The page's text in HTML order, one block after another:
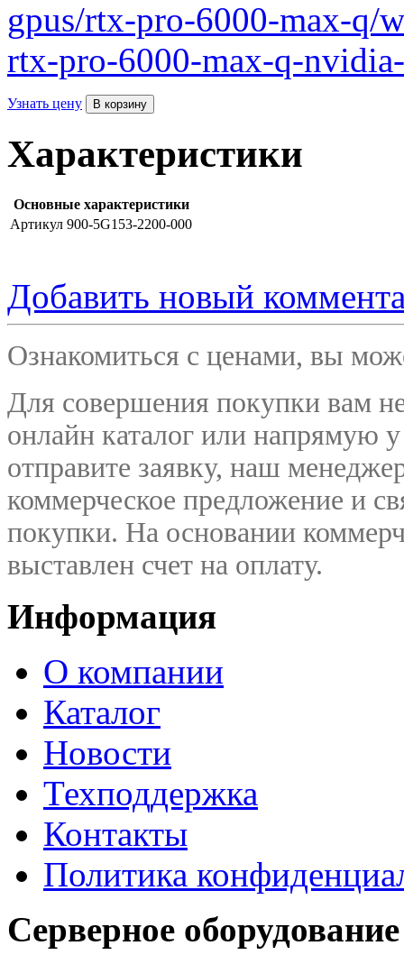
gpus/rtx-pro-6000-max-q/
rtx-pro-6000-max-q-
Узнать цену
Характеристики
Основные характеристики
Артикул 900-5G153-2200-000
Добавить новый
Ознакомиться с ценами, вы
Для совершения покупки вам
онлайн каталог или напрямую
отправите заявку, наш
коммерческое предложение и
покупки. На основании
выставлен счет на оплату.
Информация
О компании
Каталог
Новости
Техподдержка
Контакты
Политика
Серверное оборудование